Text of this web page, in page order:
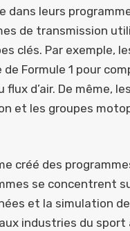
leurs
de transmission
clés. Par
Formule 1 pour
flux d’air. De même,
et les groupes
créé des
se concentrent
et la simulation
industries du sport